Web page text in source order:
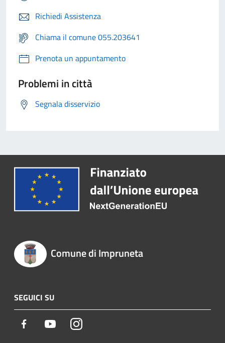
Richiedi Assistenza
Chiama il comune 055.203641
Prenota un appuntamento
Problemi in città
Segnala disservizio
Comune di Impruneta
SEGUICI SU
Facebook YoutubeInstagram